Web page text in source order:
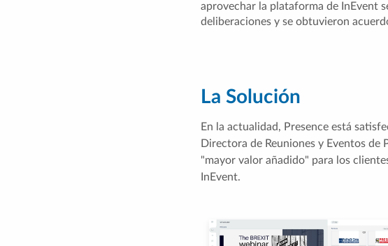
aprovechar la plataforma de InEvent
deliberaciones y se obtuvieron
La Solución
En la actualidad, Presence está
Directora de Reuniones y Eventos de
"mayor valor añadido" para los
InEvent.